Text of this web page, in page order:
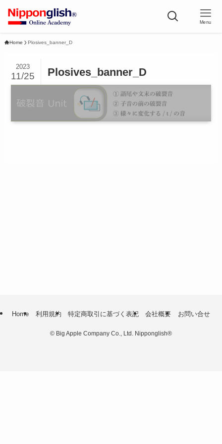
Menu
Home Plosives_banner_D
Plosives_banner_D
2023
11/25
Home 利用規約 特定商取引に基づく表記 会社概要 お問い合せ
© Big Apple Company Co., Ltd. Nipponglish®